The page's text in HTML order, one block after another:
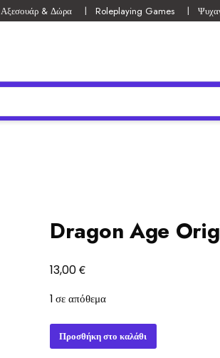
Αξεσουάρ & Δώρα Roleplaying Games
Dragon Age
13,00€
1 σε απόθεμα
Dragon
Age
Προσθήκη στο καλάθι